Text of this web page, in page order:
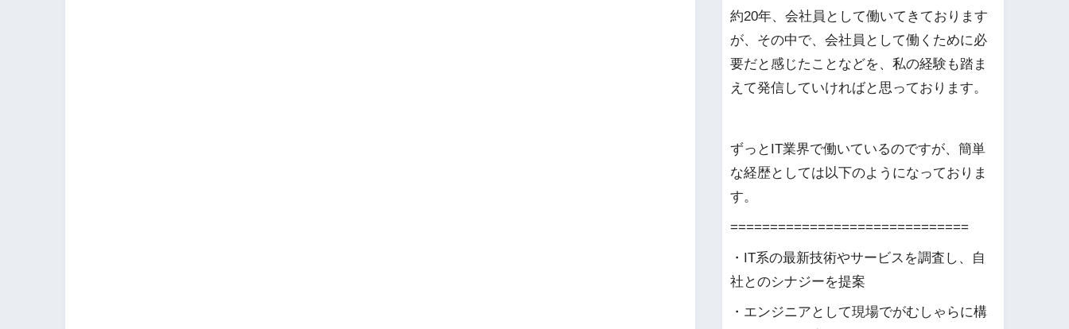
約20年、会社員として働いてきております
が、その中で、会社員として働くために必
要だと感じたことなどを、私の経験も踏ま
えて発信していければと思っております。
ずっとIT業界で働いているのですが、簡単
な経歴としては以下のようになっておりま
す。
==============================
・IT系の最新技術やサービスを調査し、自
社とのシナジーを提案
・エンジニアとして現場でがむしゃらに構